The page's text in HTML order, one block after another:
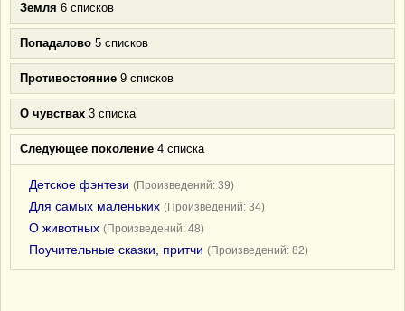
Земля 6 списков
Попадалово 5 списков
Противостояние 9 списков
О чувствах 3 списка
Следующее поколение 4 списка
Детское фэнтези (Произведений: 39)
Для самых маленьких (Произведений: 34)
О животных (Произведений: 48)
Поучительные сказки, притчи (Произведений: 82)